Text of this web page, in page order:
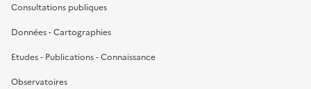
Consultations publiques
Données - Cartographies
Etudes - Publications - Connaissance
Observatoires